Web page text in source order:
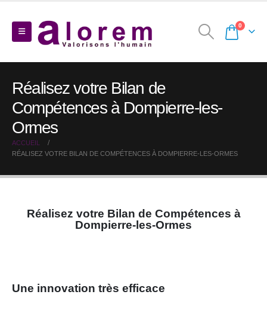
0
Réalisez votre Bilan de
Compétences à Dompierre-les-
Ormes
ACCUEIL
RÉALISEZ VOTRE BILAN DE COMPÉTENCES À DOMPIERRE-LES-ORMES
Réalisez votre Bilan de Compétences à
Dompierre-les-Ormes
Une innovation très efficace